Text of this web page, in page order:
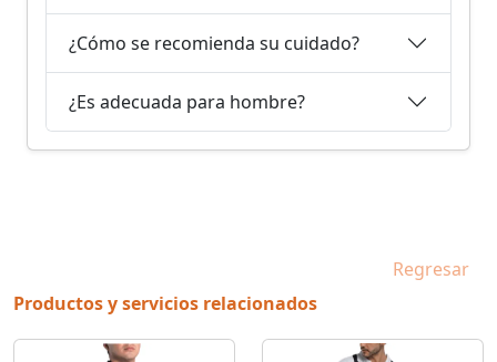
¿Cómo se recomienda su cuidado?
¿Es adecuada para hombre?
Regresar
Productos y servicios relacionados